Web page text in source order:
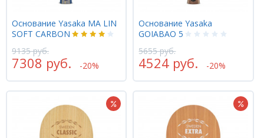
Основание Yasaka MA LIN
SOFT CARBON
9135 руб.
7308 руб. -20%
Основание Yasaka
GOIABAO 5
5655 руб.
4524 руб. -20%